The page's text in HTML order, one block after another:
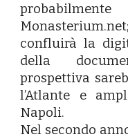
confluirà la
della
prospettiva
l’Atlante e
Napoli.
Nel secondo